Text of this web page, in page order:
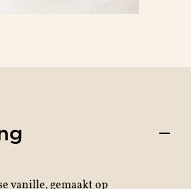
vanille, gemaakt op